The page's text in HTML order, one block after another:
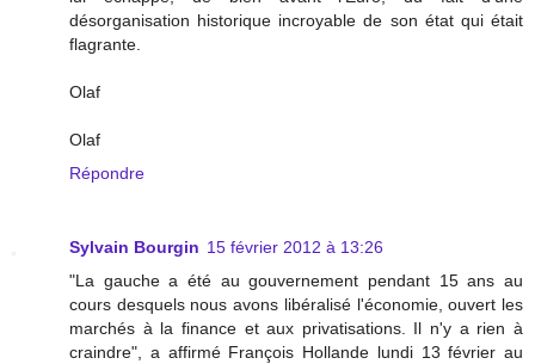
désorganisation historique incroyable de son état qui était
flagrante.
Olaf
Olaf
Répondre
Sylvain Bourgin 15 février 2012 à 13:26
"La gauche a été au gouvernement pendant 15 ans au
cours desquels nous avons libéralisé l'économie, ouvert les
marchés à la finance et aux privatisations. Il n'y a rien à
craindre", a affirmé François Hollande lundi 13 février au